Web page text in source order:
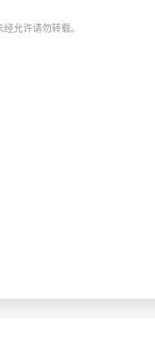
允许请勿转载。